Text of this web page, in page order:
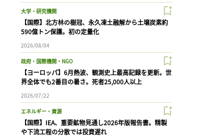
大学・研究機関
【国際】北方林の樹冠、永久凍土融解から土壌炭素約
590億トン保護。初の定量化
2026/08/04
政府・国際機関・NGO
【ヨーロッパ】6月熱波、観測史上最高記録を更新。世
界全体でも2番目の暑さ。死者25,000人以上
2026/07/22
エネルギー・資源
【国際】IEA、重要鉱物見通し2026年版報告書。精製
や下流工程の分散では投資遅れ